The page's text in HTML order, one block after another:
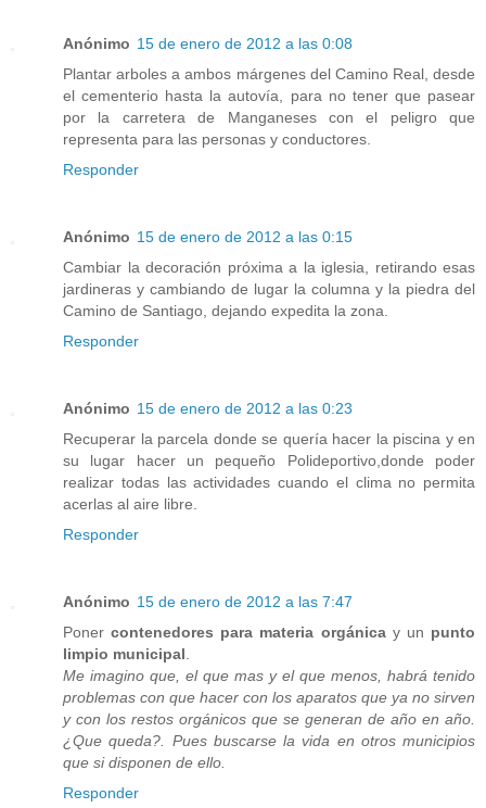
Anónimo 15 de enero de 2012 a las 0:08
Plantar arboles a ambos márgenes del Camino Real, desde
el cementerio hasta la autovía, para no tener que pasear
por la carretera de Manganeses con el peligro que
representa para las personas y conductores.
Responder
Anónimo 15 de enero de 2012 a las 0:15
Cambiar la decoración próxima a la iglesia, retirando esas
jardineras y cambiando de lugar la columna y la piedra del
Camino de Santiago, dejando expedita la zona.
Responder
Anónimo 15 de enero de 2012 a las 0:23
Recuperar la parcela donde se quería hacer la piscina y en
su lugar hacer un pequeño Polideportivo,donde poder
realizar todas las actividades cuando el clima no permita
acerlas al aire libre.
Responder
Anónimo 15 de enero de 2012 a las 7:47
Ponercontenedores para materia orgánicay un punto
limpio municipal
Me imagino que, el que mas y el que menos, habrá tenido
problemas con que hacer con los aparatos que ya no sirven
y con los restos orgánicos que se generan de año en año.
¿Que queda?. Pues buscarse la vida en otros municipios
que si disponen de ello.
Responder